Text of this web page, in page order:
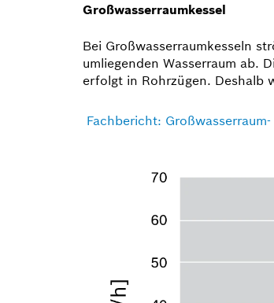
Großwasserraumkessel
Bei Großwasserraumkesseln
umliegenden Wasserraum ab.
erfolgt in Rohrzügen. Deshalb
Fachbericht: